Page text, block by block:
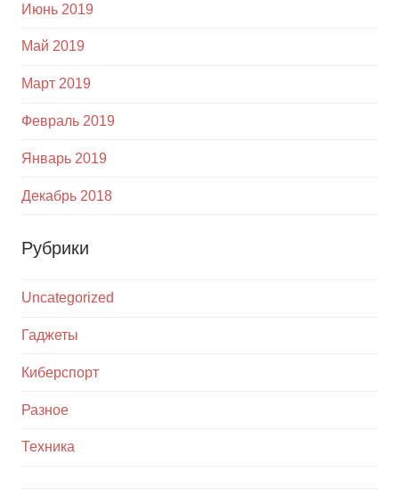
Июнь 2019
Май 2019
Март 2019
Февраль 2019
Январь 2019
Декабрь 2018
Рубрики
Uncategorized
Гаджеты
Киберспорт
Разное
Техника